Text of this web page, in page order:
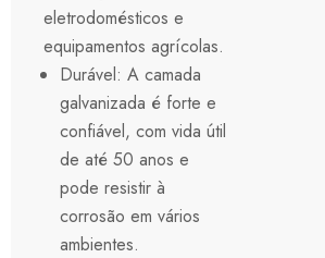
eletrodomésticos e
equipamentos agrícolas.
Durável: A camada
galvanizada é forte e
confiável, com vida útil
de até 50 anos e
pode resistir à
corrosão em vários
ambientes.